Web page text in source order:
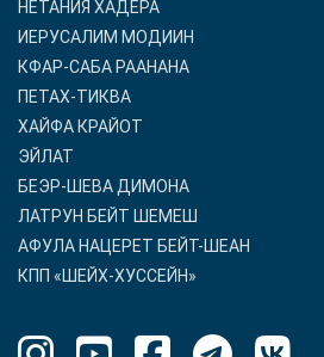
НЕТАНИЯ ХАДЕРА
ИЕРУСАЛИМ МОДИИН
КФАР-САБА РААНАНА
ПЕТАХ-ТИКВА
ХАЙФА КРАЙОТ
ЭЙЛАТ
БЕЭР-ШЕВА ДИМОНА
ЛАТРУН БЕЙТ ШЕМЕШ
АФУЛА НАЦЕРЕТ БЕЙТ-ШЕАН
КПП «ШЕЙХ-ХУССЕЙН»